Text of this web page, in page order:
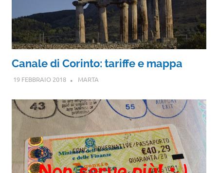
Canale di Corinto: tariffe e mappa
19 FEBBRAIO 2018 MARTA